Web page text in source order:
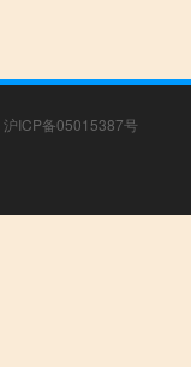
沪ICP备05015387号